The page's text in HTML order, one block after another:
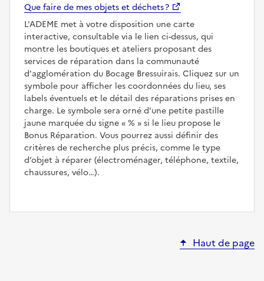
Que faire de mes objets et déchets ?
L'ADEME met à votre disposition une carte
interactive, consultable via le lien ci-dessus, qui
montre les boutiques et ateliers proposant des
services de réparation dans la communauté
d'agglomération du Bocage Bressuirais. Cliquez sur un
symbole pour afficher les coordonnées du lieu, ses
labels éventuels et le détail des réparations prises en
charge. Le symbole sera orné d'une petite pastille
jaune marquée du signe
%
si le lieu propose le
Bonus Réparation. Vous pourrez aussi définir des
critères de recherche plus précis, comme le type
d’objet à réparer (électroménager, téléphone, textile,
chaussures, vélo…).
Haut de page